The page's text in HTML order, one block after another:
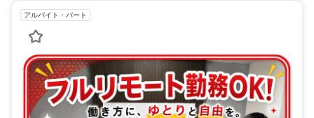
アルバイト・パート